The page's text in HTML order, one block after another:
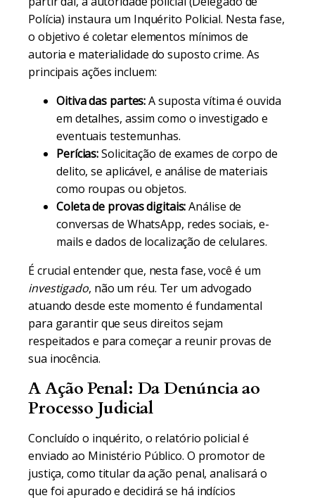
Polícia) instaura um Inquérito Policial. Nesta fase,
o objetivo é coletar elementos mínimos de
autoria e materialidade do suposto crime. As
principais ações incluem:
Oitiva das partes:A suposta vítima é ouvida
em detalhes, assim como o investigado e
eventuais testemunhas.
Perícias:Solicitação de exames de corpo de
delito, se aplicável, e análise de materiais
como roupas ou objetos.
Coleta de provas digitais:Análise de
conversas de WhatsApp, redes sociais, e-
mails e dados de localização de celulares.
É crucial entender que, nesta fase, você é um
investigado, não um réu. Ter um advogado
atuando desde este momento é fundamental
para garantir que seus direitos sejam
respeitados e para começar a reunir provas de
sua inocência.
A Ação Penal: Da Denúncia ao
Processo Judicial
Concluído o inquérito, o relatório policial é
enviado ao Ministério Público. O promotor de
justiça, como titular da ação penal, analisará o
que foi apurado e decidirá se há indícios